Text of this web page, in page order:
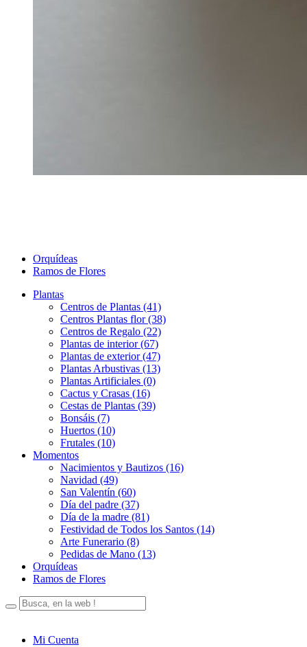
Orquídeas
Ramos de Flores
Plantas
Centros de Plantas (41)
Centros Plantas flor (38)
Centros de Regalo (22)
Plantas de interior (67)
Plantas de exterior (47)
Plantas Arbustivas (13)
Plantas Artificiales (0)
Cactus y Crasas (16)
Cestas de Plantas (39)
Bonsáis (7)
Huertos (10)
Frutales (10)
Momentos
Nacimientos y Bautizos (16)
Navidad (49)
San Valentín (60)
Día del padre (37)
Día de la madre (81)
Festividad de Todos los Santos (14)
Arte Funerario (8)
Pedidas de Mano (13)
Orquídeas
Ramos de Flores
Mi Cuenta